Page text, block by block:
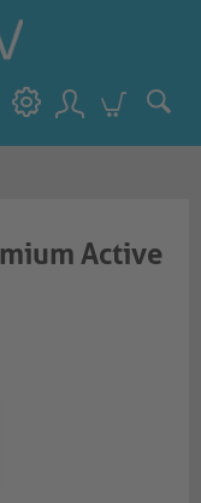
Active